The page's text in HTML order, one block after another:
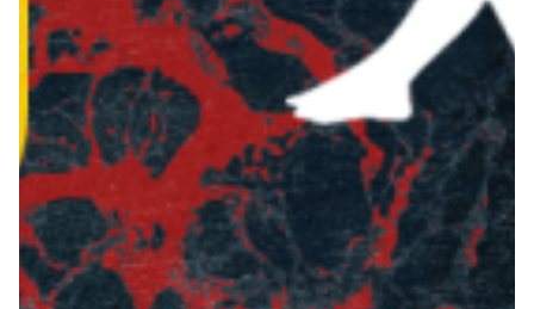
Robe di Kappa x Genoa
Vintage Collection
Red&Blue Voices
Kids